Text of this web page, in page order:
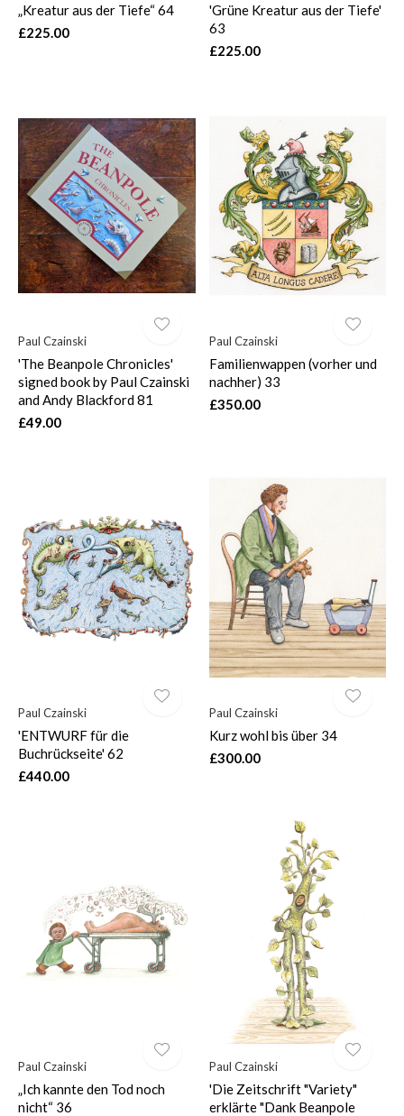
„Kreatur aus der Tiefe“ 64
£225.00
'Grüne Kreatur aus der Tiefe'
63
£225.00
Paul Czainski
'The Beanpole Chronicles'
signed book by Paul Czainski
and Andy Blackford 81
£49.00
Paul Czainski
Familienwappen (vorher und
nachher) 33
£350.00
Paul Czainski
'ENTWURF für die
Buchrückseite' 62
£440.00
Paul Czainski
Kurz wohl bis über 34
£300.00
Paul Czainski
„Ich kannte den Tod noch
nicht“ 36
Paul Czainski
'Die Zeitschrift "Variety"
erklärte "Dank Beanpole